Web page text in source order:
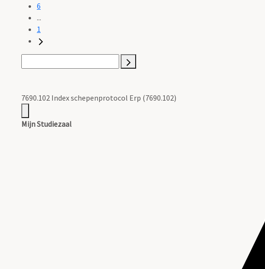
6
...
1
7690.102 Index schepenprotocol Erp (7690.102)
Mijn Studiezaal